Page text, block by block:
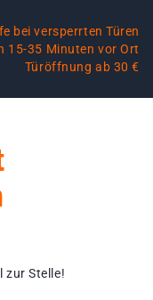
bei versperrten Türen
15-35 Minuten vor Ort
Türöffnung ab 30 €
zur Stelle!